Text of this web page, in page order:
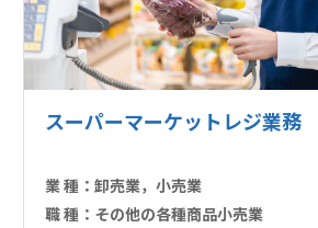
スーパーマーケットレジ業務
業 種： 卸売業，小売業
職 種： その他の各種商品小売業